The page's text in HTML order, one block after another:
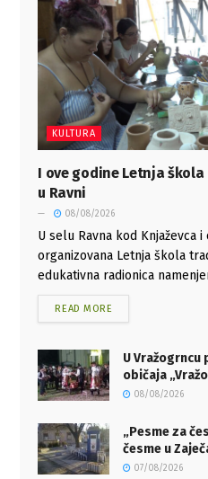
KULTURA
I ove godine Letnja
u Ravni
08/08/2026
U selu Ravna kod Knjaževca
organizovana Letnja škola
edukativna radionica
READ MORE
U
običaja
08/08/2026
„Pesme za
česme u
07/08/2026